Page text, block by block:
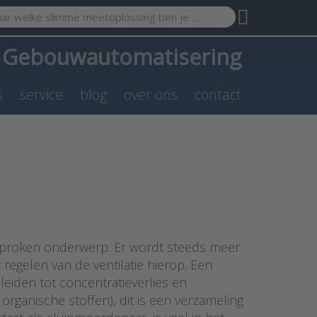
term. Results will appear automatically as you type.
Gebouwautomatisering
service blog over ons contact
onderwerp. Er wordt steeds meer
van de ventilatie hierop. Een
tot concentratieverlies en
stoffen), dit is een verzameling